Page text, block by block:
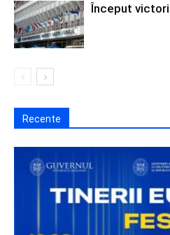
Început
Recente